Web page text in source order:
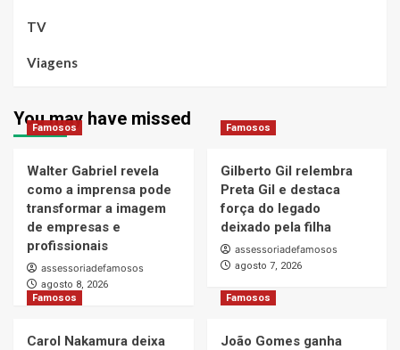
TV
Viagens
You may have missed
Famosos
Walter Gabriel revela
como a imprensa pode
transformar a imagem
de empresas e
profissionais
assessoriadefamosos
agosto 8, 2026
Famosos
Gilberto Gil relembra
Preta Gil e destaca
força do legado
deixado pela filha
assessoriadefamosos
agosto 7, 2026
Famosos
Carol Nakamura deixa
Famosos
João Gomes ganha